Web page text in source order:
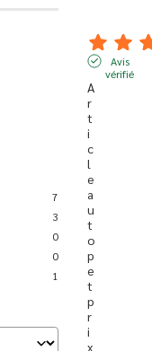
7
3
0
0
1
Avis
vérifié
A
r
t
i
c
l
e
a
u
t
o
p
e
t
p
r
i
x